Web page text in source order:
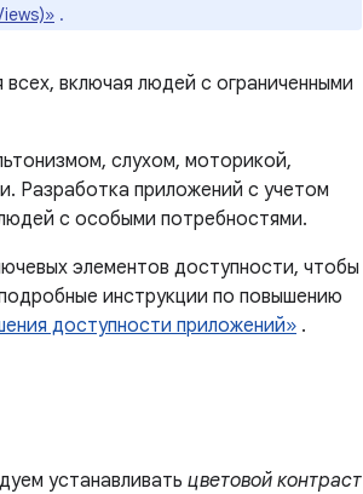
.
включая людей с ограниченными
слухом, моторикой,
Разработка приложений с учетом
с особыми потребностями.
элементов доступности, чтобы
инструкции по повышению
доступности приложений» .
устанавливать цветовой контраст